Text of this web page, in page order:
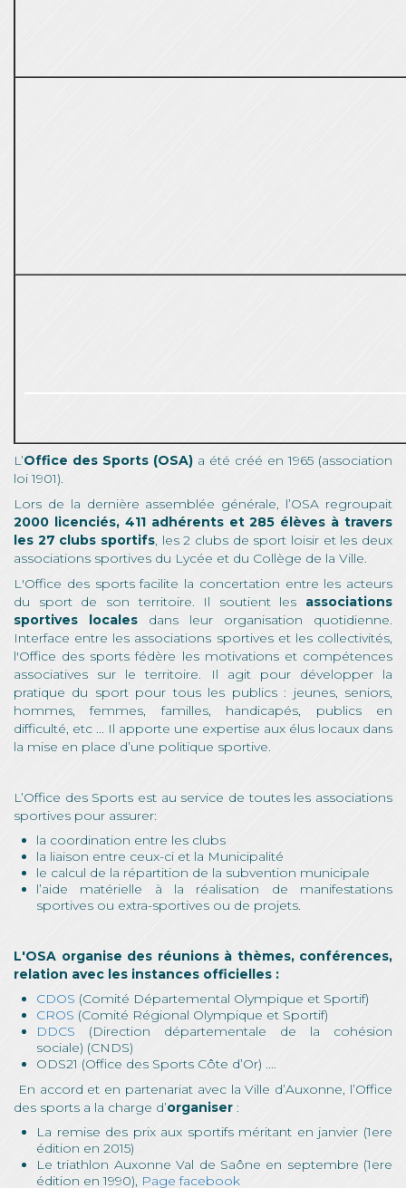
L’Office des Sports (OSA) a été créé en 1965 (association
loi 1901).
Lors de la dernière assemblée générale, l’OSA regroupait
2000 licenciés, 411 adhérents et 285 élèves à travers
les 27 clubs sportifs, les 2 clubs de sport loisir et les deux
associations sportives du Lycée et du Collège de la Ville.
L'Office des sports facilite la concertation entre les acteurs
du sport de son territoire. Il soutient les associations
sportives locales dans leur organisation quotidienne.
Interface entre les associations sportives et les collectivités,
l'Office des sports fédère les motivations et compétences
associatives sur le territoire. Il agit pour développer la
pratique du sport pour tous les publics : jeunes, seniors,
hommes, femmes, familles, handicapés, publics en
difficulté, etc ... Il apporte une expertise aux élus locaux dans
la mise en place d’une politique sportive.
L’Office des Sports est au service de toutes les associations
sportives pour assurer:
la coordination entre les clubs
la liaison entre ceux-ci et la Municipalité
le calcul de la répartition de la subvention municipale
l’aide matérielle à la réalisation de manifestations
sportives ou extra-sportives ou de projets.
L'OSA organise des réunions à thèmes, conférences,
relation avec les instances officielles :
CDOS (Comité Départemental Olympique et Sportif)
CROS (Comité Régional Olympique et Sportif)
DDCS (Direction départementale de la cohésion
sociale) (CNDS)
ODS21 (Office des Sports Côte d’Or) ....
En accord et en partenariat avec la Ville d’Auxonne, l’Office
des sports a la charge d’organiser :
La remise des prix aux sportifs méritant en janvier (1ere
édition en 2015)
Le triathlon Auxonne Val de Saône en septembre (1ere
édition en 1990), Page facebook